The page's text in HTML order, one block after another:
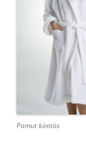
Pamut köntös